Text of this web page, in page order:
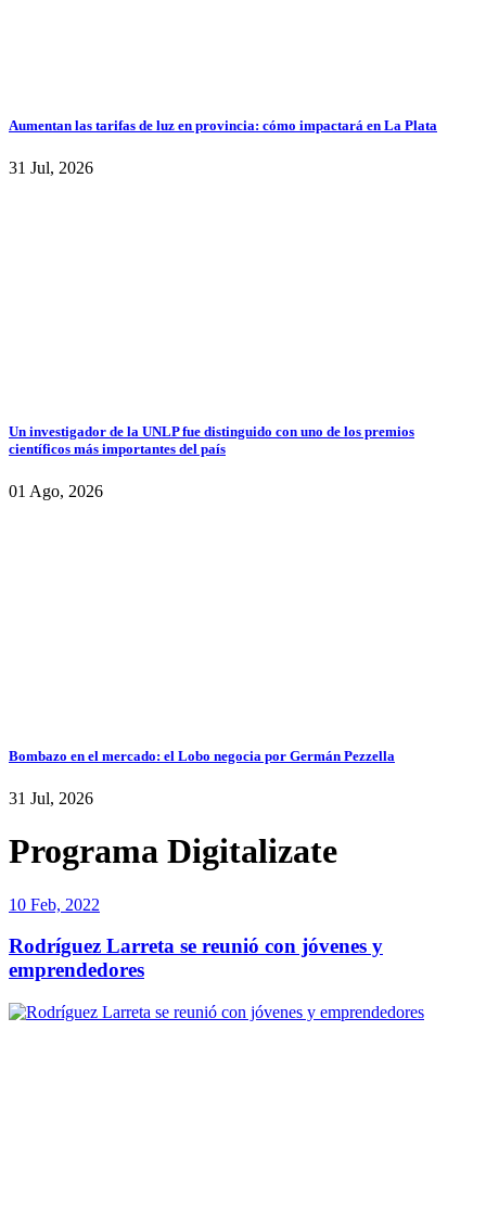
Aumentan las tarifas de luz en provincia: cómo impactará en La Plata
31 Jul, 2026
Un investigador de la UNLP fue distinguido con uno de los premios
científicos más importantes del país
01 Ago, 2026
Bombazo en el mercado: el Lobo negocia por Germán Pezzella
31 Jul, 2026
Programa Digitalizate
10 Feb, 2022
Rodríguez Larreta se reunió con jóvenes y
emprendedores